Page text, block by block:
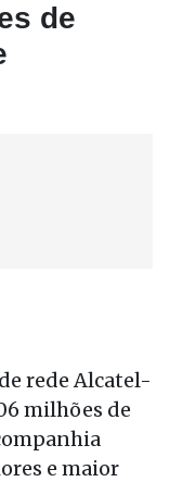
de
rede Alcatel-
milhões de
e maior